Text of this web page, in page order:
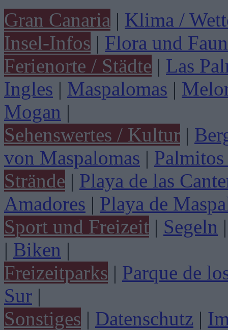
Gran Canaria | Klima /
Insel-Infos | Flora und
Ferienorte / Städte | Las
Ingles | Maspalomas |
Mogan |
Sehenswertes / Kultur |
von Maspalomas |
Strände | Playa de las
Amadores | Playa de
Sport und Freizeit | Segeln |
| Biken |
Freizeitparks | Parque de
Sur |
Sonstiges | Datenschutz |